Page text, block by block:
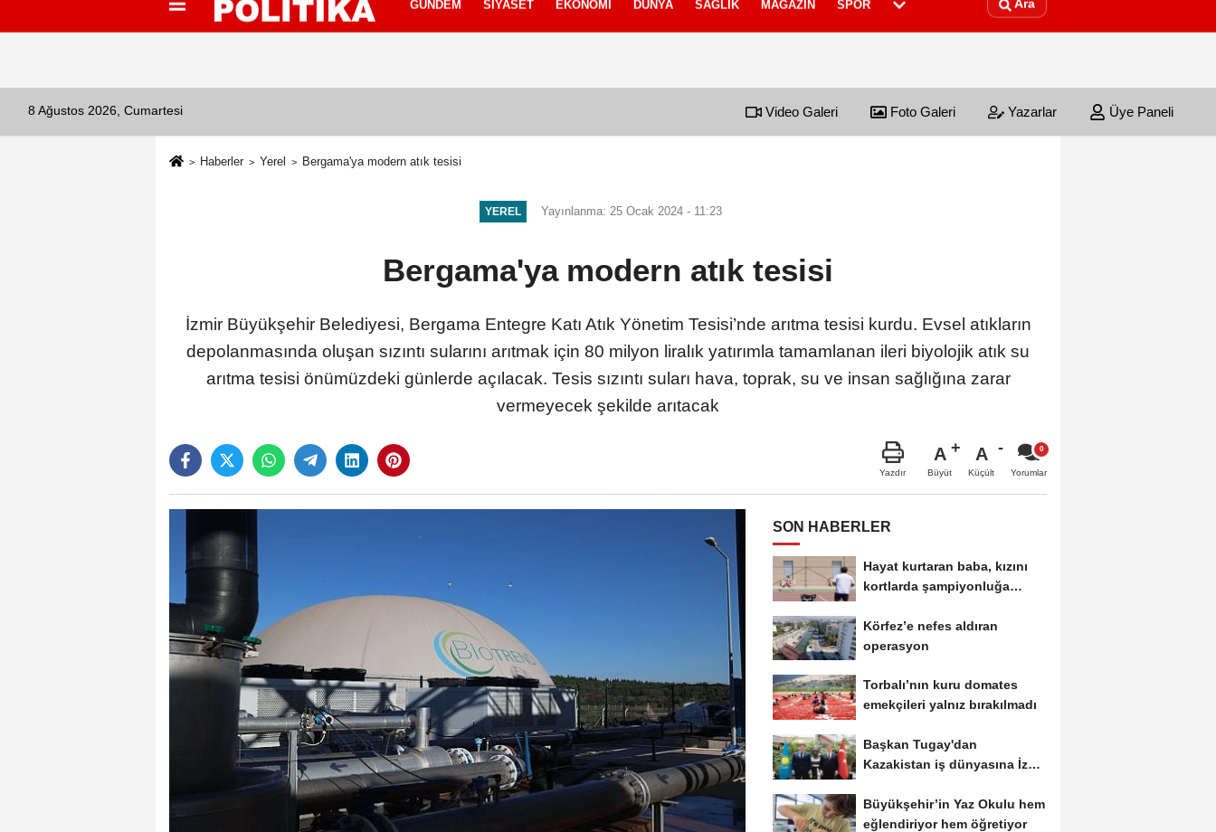
İletişim Çerez Politikası
GÜNDEM SIYASET EKONOMI DÜNYA SAĞLIK MAGAZIN SPOR Ara
8 Ağustos 2026, Cumartesi Video Galeri Foto Galeri Yazarlar Üye Paneli
Haberler Yerel Bergama'ya modern atık tesisi
YEREL Yayınlanma: 25 Ocak 2024 - 11:23
Bergama'ya modern atık tesisi
İzmir Büyükşehir Belediyesi, Bergama Entegre Katı Atık Yönetim Tesisi’nde arıtma tesisi kurdu. Evsel atıkların
depolanmasında oluşan sızıntı sularını arıtmak için 80 milyon liralık yatırımla tamamlanan ileri biyolojik atık su
arıtma tesisi önümüzdeki günlerde açılacak. Tesis sızıntı suları hava, toprak, su ve insan sağlığına zarar
vermeyecek şekilde arıtacak
Yazdır
A
Büyüt
A
Küçült Yorumlar
SON HABERLER
Hayat kurtaran baba, kızını
kortlarda şampiyonluğa
Körfez’e nefes aldıran
operasyon
Torbalı’nın kuru domates
emekçileri yalnız bırakılmadı
Başkan Tugay'dan
Kazakistan iş dünyasına İzmir
Büyükşehir’in Yaz Okulu hem
eğlendiriyor hem öğretiyor